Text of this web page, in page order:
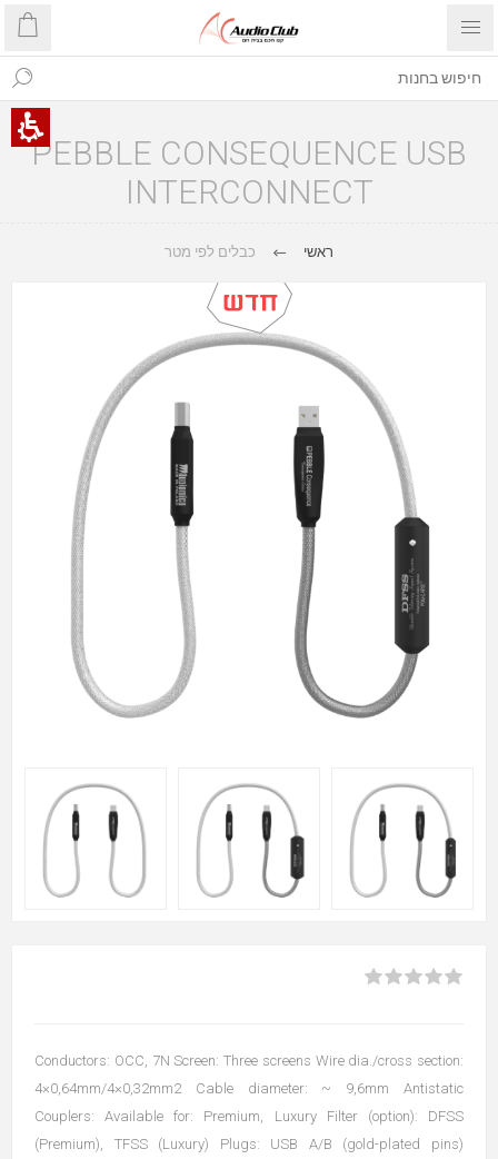
PEBBLE CONSEQUENCE USB
INTERCONNECT
ראשי כבלים לפי מטר
Conductors: OCC, 7N Screen: Three screens Wire dia./cross section:
4×0,64mm/4×0,32mm2 Cable diameter: ~ 9,6mm Antistatic
Couplers: Available for: Premium, Luxury Filter (option): DFSS
(Premium), TFSS (Luxury) Plugs: USB A/B (gold-plated pins)